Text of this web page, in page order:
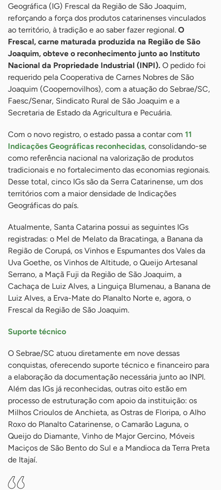
Geográfica (IG) Frescal da Região de São Joaquim,
reforçando a força dos produtos catarinenses vinculados
ao território, à tradição e ao saber fazer regional. O
Frescal, carne maturada produzida na Região de São
Joaquim, obteve o reconhecimento junto ao Instituto
Nacional da Propriedade Industrial (INPI). O pedido foi
requerido pela Cooperativa de Carnes Nobres de São
Joaquim (Coopernovilhos), com a atuação do Sebrae/SC,
Faesc/Senar, Sindicato Rural de São Joaquim e a
Secretaria de Estado da Agricultura e Pecuária.
Com o novo registro, o estado passa a contar com 11
Indicações Geográficas reconhecidas, consolidando-se
como referência nacional na valorização de produtos
tradicionais e no fortalecimento das economias regionais.
Desse total, cinco IGs são da Serra Catarinense, um dos
territórios com a maior densidade de Indicações
Geográficas do país.
Atualmente, Santa Catarina possui as seguintes IGs
registradas: o Mel de Melato da Bracatinga, a Banana da
Região de Corupá, os Vinhos e Espumantes dos Vales da
Uva Goethe, os Vinhos de Altitude, o Queijo Artesanal
Serrano, a Maçã Fuji da Região de São Joaquim, a
Cachaça de Luiz Alves, a Linguiça Blumenau, a Banana de
Luiz Alves, a Erva-Mate do Planalto Norte e, agora, o
Frescal da Região de São Joaquim.
Suporte técnico
O Sebrae/SC atuou diretamente em nove dessas
conquistas, oferecendo suporte técnico e financeiro para
a elaboração da documentação necessária junto ao INPI.
Além das IGs já reconhecidas, outras oito estão em
processo de estruturação com apoio da instituição: os
Milhos Crioulos de Anchieta, as Ostras de Floripa, o Alho
Roxo do Planalto Catarinense, o Camarão Laguna, o
Queijo do Diamante, Vinho de Major Gercino, Móveis
Maciços de São Bento do Sul e a Mandioca da Terra Preta
de Itajaí.